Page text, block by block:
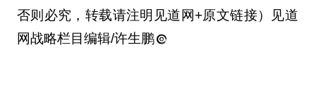
否则必究，转载请注明见道网+原文链接）见道
网战略栏目编辑/许生鹏